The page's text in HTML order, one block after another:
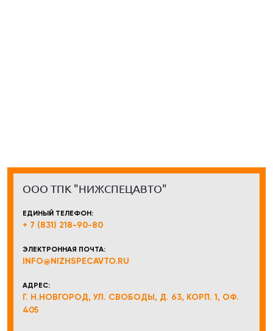
ООО ТПК "НИЖСПЕЦАВТО"
ЕДИНЫЙ ТЕЛЕФОН:
+ 7 (831) 218-90-80
ЭЛЕКТРОННАЯ ПОЧТА:
INFO@NIZHSPECAVTO.RU
АДРЕС:
Г. Н.НОВГОРОД, УЛ. СВОБОДЫ, Д. 63, КОРП. 1, ОФ.
405